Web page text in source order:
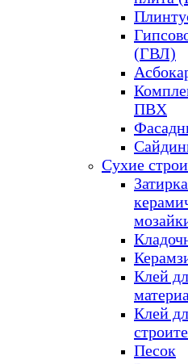
(ГВЛ)
ПВХ
Сухие
Клей
Клей
Песок